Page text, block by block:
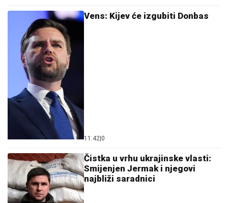
Vens: Kijev će izgubiti Donbas
11:42 0
Čistka u vrhu ukrajinske vlasti:
Smijenjen Jermak i njegovi
najbliži saradnici